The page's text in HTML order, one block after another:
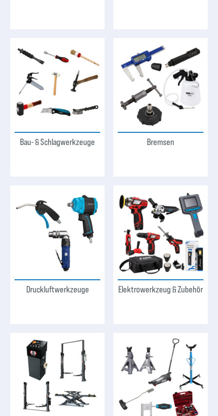
Bau- & Schlagwerkzeuge Bremsen
Druckluftwerkzeuge Elektrowerkzeug & Zubehör